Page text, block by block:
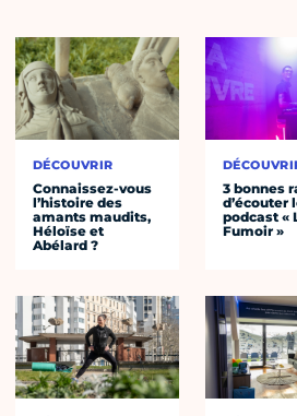
DÉCOUVRIR
Connaissez-vous
l’histoire des
amants maudits,
Héloïse et
Abélard ?
3 bonnes
d’écouter
podcast «
Fumoir »